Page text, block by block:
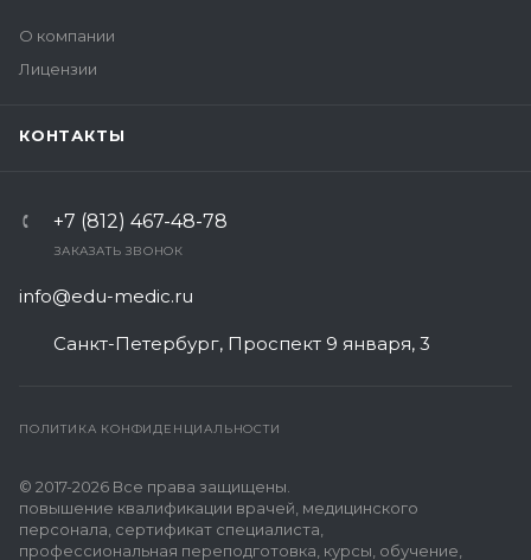
О компании
Лицензии
КОНТАКТЫ
+7 (812) 467-48-78
ЗАКАЗАТЬ ЗВОНОК
info@edu-medic.ru
Санкт-Петербург, Проспект 9 января, 3
ПОЛИТИКА КОНФИДЕНЦИАЛЬНОСТИ
© 2017-2026 Все права защищены.
повышение квалификации врачей, медицинского
персонала, сертификат специалиста,
профессиональная переподготовка, курсы, обучение,